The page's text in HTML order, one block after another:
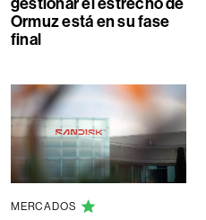
Ormuz está en su fase
final
MERCADOS